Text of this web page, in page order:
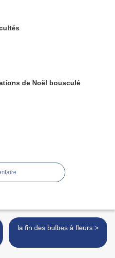
de Noël bousculé
la fin des bulbes à fleurs >